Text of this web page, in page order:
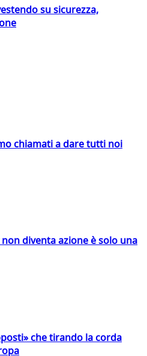
su sicurezza,
chiamati a dare tutti noi
diventa azione è solo una
che tirando la corda